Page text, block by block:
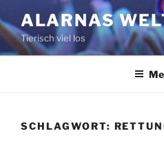
Inhalt
springen
ALARNAS
Tierisch viel los
SCHLAGWORT: